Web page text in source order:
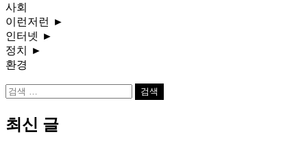
사회
이런저런
►
인터넷 ►
정치
►
환경
검
최신 글